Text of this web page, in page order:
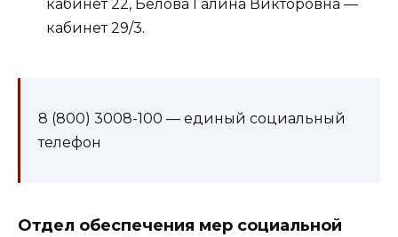
кабинет 22, Белова Галина Викторовна —
кабинет 29/3.
8 (800) 3008-100 — единый социальный
телефон
Отдел обеспечения мер социальной